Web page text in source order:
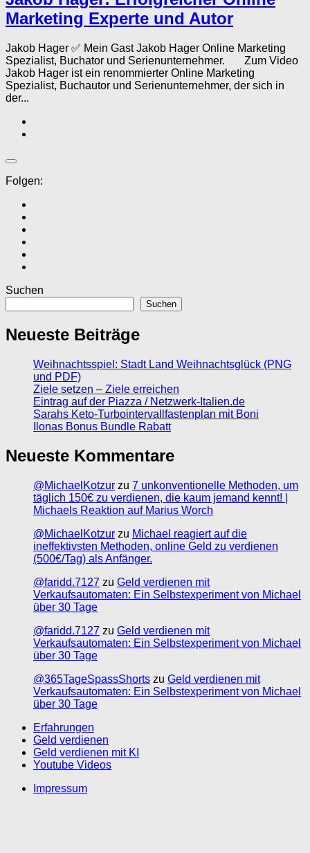
Marketing Experte und Autor
Jakob Hager ✅ Mein Gast Jakob Hager Online Marketing
Spezialist, Buchator und Serienunternehmer. Zum Video
Jakob Hager ist ein renommierter Online Marketing
Spezialist, Buchautor und Serienunternehmer, der sich in
der...
Folgen:
Suchen
Suchen
Neueste Beiträge
Weihnachtsspiel: Stadt Land Weihnachtsglück (PNG
und PDF)
Ziele setzen – Ziele erreichen
Eintrag auf der Piazza / Netzwerk-Italien.de
Sarahs Keto-Turbointervallfastenplan mit Boni
Ilonas Bonus Bundle Rabatt
Neueste Kommentare
@MichaelKotzur zu 7 unkonventionelle Methoden, um
täglich 150€ zu verdienen, die kaum jemand kennt! |
Michaels Reaktion auf Marius Worch
@MichaelKotzur zu Michael reagiert auf die
ineffektivsten Methoden, online Geld zu verdienen
(500€/Tag) als Anfänger.
@faridd.7127 zu Geld verdienen mit
Verkaufsautomaten: Ein Selbstexperiment von Michael
über 30 Tage
@faridd.7127 zu Geld verdienen mit
Verkaufsautomaten: Ein Selbstexperiment von Michael
über 30 Tage
@365TageSpassShorts zu Geld verdienen mit
Verkaufsautomaten: Ein Selbstexperiment von Michael
über 30 Tage
Erfahrungen
Geld verdienen
Geld verdienen mit KI
Youtube Videos
Impressum